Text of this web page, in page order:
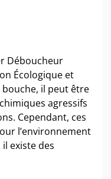
Déboucheur
Écologique et
bouche, il peut être
agressifs
Cependant, ces
l’environnement
existe des